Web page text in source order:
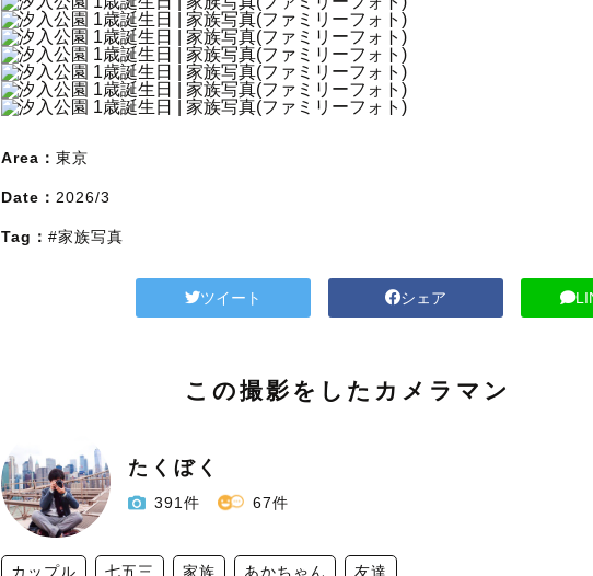
Area： 東京
Date： 2026/3
Tag： #家族写真
ツイート シェア
この撮影をしたカメラマン
たくぼく
391件 67件
カップル 七五三 家族 あかちゃん 友達